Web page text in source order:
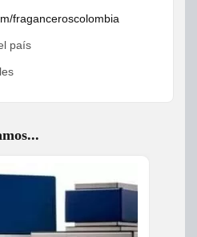
fraganceroscolombia
país